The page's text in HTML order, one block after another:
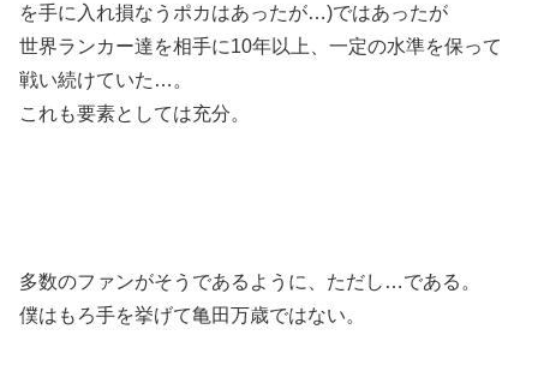
を手に入れ損なうポカはあったが…)ではあったが
世界ランカー達を相手に10年以上、一定の水準を保って
戦い続けていた…。
これも要素としては充分。
多数のファンがそうであるように、ただし…である。
僕はもろ手を挙げて亀田万歳ではない。